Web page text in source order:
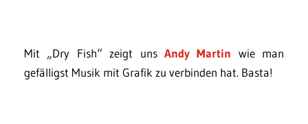
Mit „Dry Fish“ zeigt uns Andy Martin wie man
gefälligst Musik mit Grafik zu verbinden hat. Basta!